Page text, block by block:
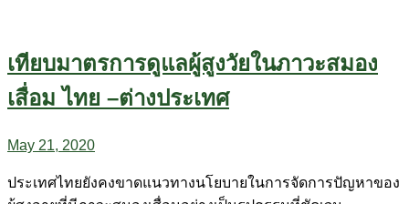
เทียบมาตรการดูแลผู้สูงวัยในภาวะสมอง
เสื่อม ไทย –ต่างประเทศ
May 21, 2020
ประเทศไทยยังคงขาดแนวทางนโยบายในการจัดการปัญหาของ